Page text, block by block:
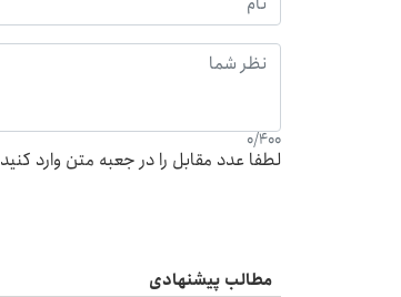
0/400
لطفا عدد مقابل را در جعبه متن وارد کنید
مطالب پیشنهادی